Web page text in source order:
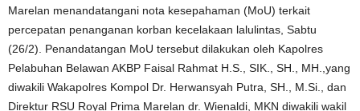
Marelan menandatangani nota kesepahaman (MoU) terkait
percepatan penanganan korban kecelakaan lalulintas, Sabtu
(26/2). Penandatangan MoU tersebut dilakukan oleh Kapolres
Pelabuhan Belawan AKBP Faisal Rahmat H.S., SIK., SH., MH.,yang
diwakili Wakapolres Kompol Dr. Herwansyah Putra, SH., M.Si., dan
Direktur RSU Royal Prima Marelan dr. Wienaldi, MKN diwakili wakil